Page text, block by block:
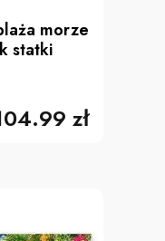
morze
statki
zł